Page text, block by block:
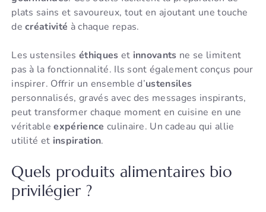
plats sains et savoureux, tout en ajoutant une touche
decréativité à chaque repas.
Les ustensiles éthiques et innovants ne se limitent
pas à la fonctionnalité. Ils sont également conçus pour
inspirer. Offrir un ensemble d’ustensiles
personnalisés, gravés avec des messages inspirants,
peut transformer chaque moment en cuisine en une
véritableexpérience culinaire. Un cadeau qui allie
utilité et inspiration.
Quels produits alimentaires bio
privilégier ?